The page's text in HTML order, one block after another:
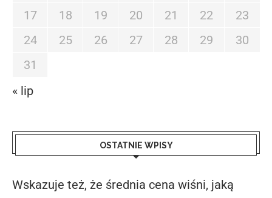
17
18 19 20 21 22
23
24
25 26 27 28 29
30
31
« lip
OSTATNIE WPISY
Wskazuje też, że średnia cena wiśni, jaką